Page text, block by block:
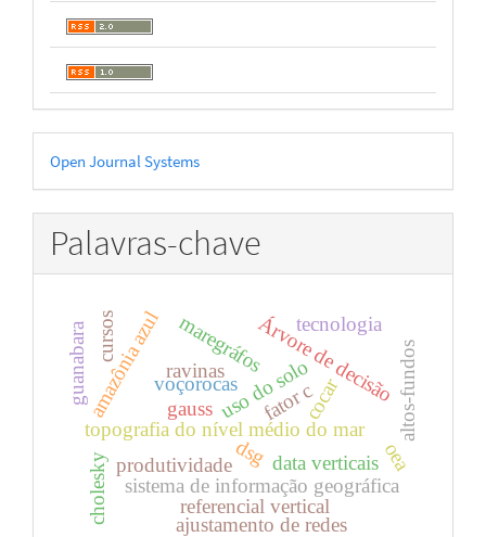
Desenvolvido
por
Open Journal Systems
Palavras-chave
data verticais
topografia do nível médio do mar
amazônia azulvoçorocas
ravinasuso do solo
sistema de informação geográfica
Árvore de decisão
referencial vertical
maregráfos altos-fundos
cocar
dsg
fator c
gauss
cholesky ajustamento de redes
tecnologia
produtividade oea
cursos
guanabara